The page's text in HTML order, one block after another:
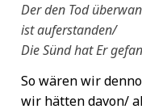
Der den Tod
ist auferstanden/
Die Sünd hat Er
So wären wir
wir hätten davon/